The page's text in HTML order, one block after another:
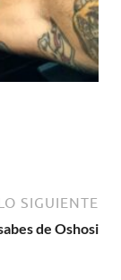
SIGUIENTE
de Oshosi